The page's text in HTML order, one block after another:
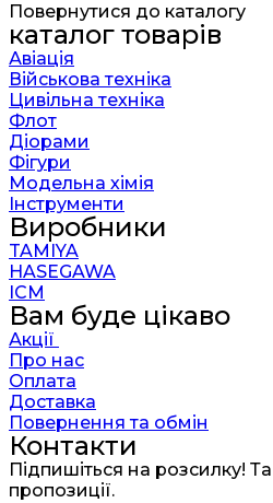
Повернутися до каталогу
каталог товарів
Авіація
Військова техніка
Цивільна техніка
Флот
Діорами
Фігури
Модельна хімія
Інструменти
Виробники
TAMIYA
HASEGAWA
ICM
Вам буде цікаво
Акції
Про нас
Оплата
Доставка
Повернення та обмін
Контакти
Підпишіться на розсилку!
пропозиції.